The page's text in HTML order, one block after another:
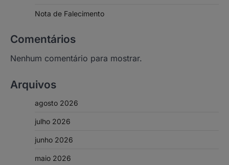
Nota de Falecimento
Comentários
Nenhum comentário para mostrar.
Arquivos
agosto 2026
julho 2026
junho 2026
maio 2026